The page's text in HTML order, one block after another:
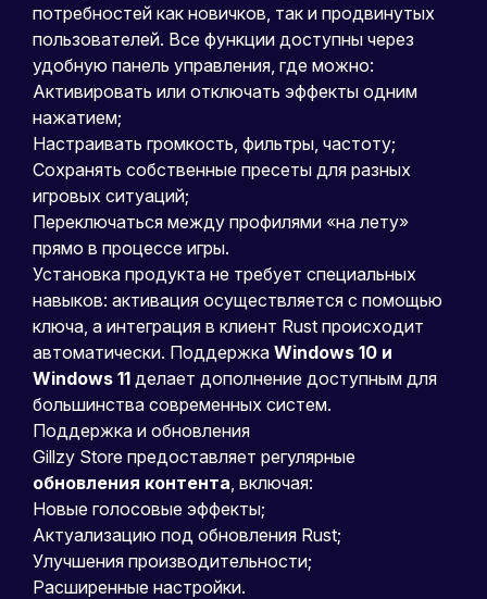
потребностей как новичков, так и продвинутых
пользователей. Все функции доступны через
удобную панель управления, где можно:
Активировать или отключать эффекты одним
нажатием;
Настраивать громкость, фильтры, частоту;
Сохранять собственные пресеты для разных
игровых ситуаций;
Переключаться между профилями «на лету»
прямо в процессе игры.
Установка продукта не требует специальных
навыков: активация осуществляется с помощью
ключа, а интеграция в клиент Rust происходит
автоматически. Поддержка Windows 10 и
Windows 11 делает дополнение доступным для
большинства современных систем.
Поддержка и обновления
Gillzy Store предоставляет регулярные
обновления контента , включая:
Новые голосовые эффекты;
Актуализацию под обновления Rust;
Улучшения производительности;
Расширенные настройки.